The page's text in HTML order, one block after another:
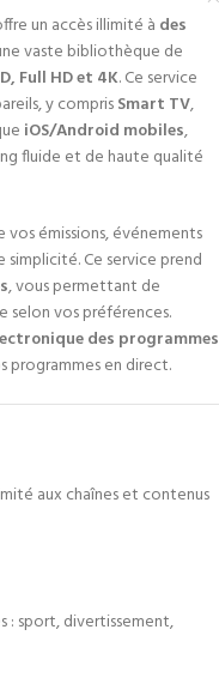
un accès illimité à des
vaste bibliothèque de
Full HD et 4K. Ce service
y comprisSmart TV,
iOS/Android mobiles,
fluide et de haute qualité
émissions, événements
Ce service prend
, vous permettant de
selon vos préférences.
des programmes
programmes en direct.
aux chaînes et contenus
: sport, divertissement,